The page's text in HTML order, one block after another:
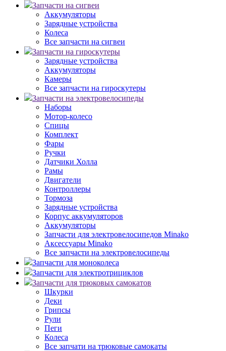
Запчасти на сигвеи
Аккумуляторы
Зарядные устройства
Колеса
Все запчасти на сигвеи
Запчасти на гироскутеры
Зарядные устройства
Аккумуляторы
Камеры
Все запчасти на гироскутеры
Запчасти на электровелосипеды
Наборы
Мотор-колесо
Спицы
Комплект
Фары
Ручки
Датчики Холла
Рамы
Двигатели
Контроллеры
Тормоза
Зарядные устройства
Корпус аккумуляторов
Аккумуляторы
Запчасти для электровелосипедов Minako
Аксессуары Minako
Все запчасти на электровелосипеды
Запчасти для моноколеса
Запчасти для электротрициклов
Запчасти для трюковых самокатов
Шкурки
Деки
Грипсы
Рули
Пеги
Колеса
Все запчати на трюковые самокаты